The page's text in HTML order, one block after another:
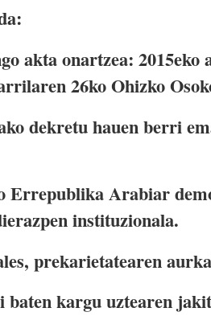
akta onartzea:
26ko Ohizko
dekretu hauen berri
Errepublika Arabiar
instituzionala.
prekarietatearen
baten kargu uztearen